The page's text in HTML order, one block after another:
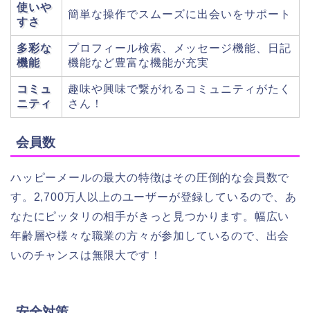
使いや
すさ
簡単な操作でスムーズに出会いをサポート
多彩な
機能
プロフィール検索、メッセージ機能、日記
機能など豊富な機能が充実
コミュ
ニティ
趣味や興味で繋がれるコミュニティがたく
さん！
会員数
ハッピーメールの最大の特徴はその圧倒的な会員数で
す。2,700万人以上のユーザーが登録しているので、あ
なたにピッタリの相手がきっと見つかります。幅広い
年齢層や様々な職業の方々が参加しているので、出会
いのチャンスは無限大です！